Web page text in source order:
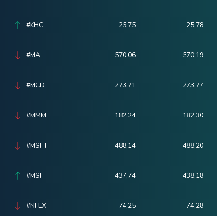
#KHC 25,75 25,78
#MA 570,06 570,19
#MCD 273,71 273,77
#MMM 182,24 182,30
#MSFT 488,14 488,20
#MSI 437,74 438,18
#NFLX 74,25 74,28